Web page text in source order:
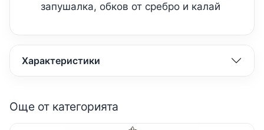
запушалка, обков от сребро и калай
Характеристики
Още от категорията